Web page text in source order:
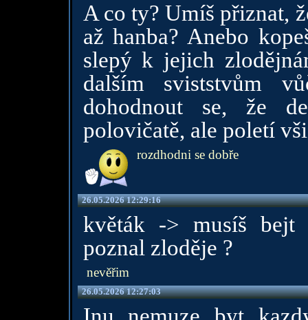
A co ty? Umíš přiznat,
až hanba? Anebo
slepý k jejich
dalším sviststvům
dohodnout se, že
polovičatě, ale poletí
rozdhodni se dobře
26.05.2026 12:29:16
květák -> musíš bejt
poznal zloděje ?
nevěřim
26.05.2026 12:27:03